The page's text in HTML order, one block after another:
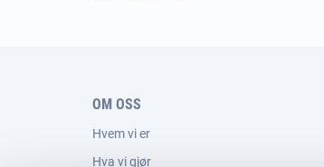
OM OSS
Hvem vi er
Hva vi gjør